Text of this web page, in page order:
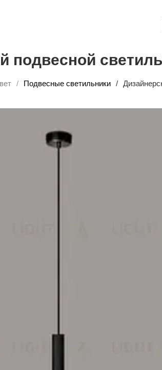
подвесной
Подвесные светильники